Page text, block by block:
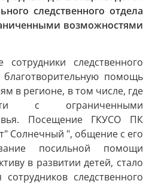
следственного отдела
возможностями
следственного
помощь
в регионе, в том числе, где
с ограниченными
Посещение ГКУСО ПК
Солнечный ", общение с его
посильной помощи
в развитии детей, стало
следственного